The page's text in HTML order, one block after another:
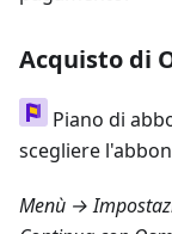
Acquisto di
Piano di
scegliere
Menù →